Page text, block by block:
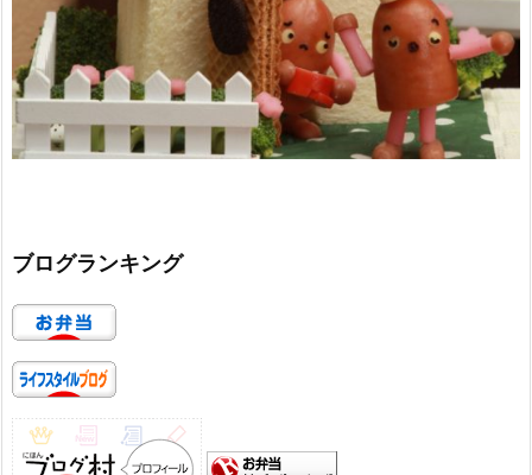
ブログランキング